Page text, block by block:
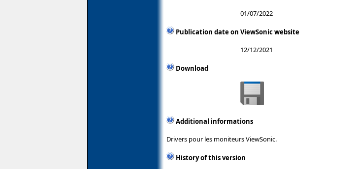
01/07/2022
Publication date on ViewSonic website
12/12/2021
Download
Additional informations
Drivers pour les moniteurs ViewSonic.
History of this version